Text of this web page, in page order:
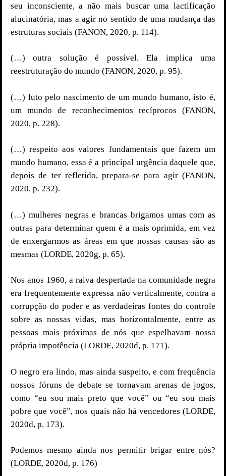
seu inconsciente, a não mais buscar uma lactificação
alucinatória, mas a agir no sentido de uma mudança das
estruturas sociais (FANON, 2020, p. 114).
(…) outra solução é possível. Ela implica uma
reestruturação do mundo (FANON, 2020, p. 95).
(…) luto pelo nascimento de um mundo humano, isto é,
um mundo de reconhecimentos recíprocos (FANON,
2020, p. 228).
(…) respeito aos valores fundamentais que fazem um
mundo humano, essa é a principal urgência daquele que,
depois de ter refletido, prepara-se para agir (FANON,
2020, p. 232).
(…) mulheres negras e brancas brigamos umas com as
outras para determinar quem é a mais oprimida, em vez
de enxergarmos as áreas em que nossas causas são as
mesmas (LORDE, 2020g, p. 65).
Nos anos 1960, a raiva despertada na comunidade negra
era frequentemente expressa não verticalmente, contra a
corrupção do poder e as verdadeiras fontes do controle
sobre as nossas vidas, mas horizontalmente, entre as
pessoas mais próximas de nós que espelhavam nossa
própria impotência (LORDE, 2020d, p. 171).
O negro era lindo, mas ainda suspeito, e com frequência
nossos fóruns de debate se tornavam arenas de jogos,
como “eu sou mais preto que você” ou “eu sou mais
pobre que você”, nos quais não há vencedores (LORDE,
2020d, p. 173).
Podemos mesmo ainda nos permitir brigar entre nós?
(LORDE, 2020d, p. 176)